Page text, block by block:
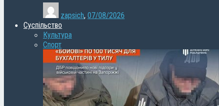
zapsich, 07/08/2026
Суспільство
Культура
Спорт